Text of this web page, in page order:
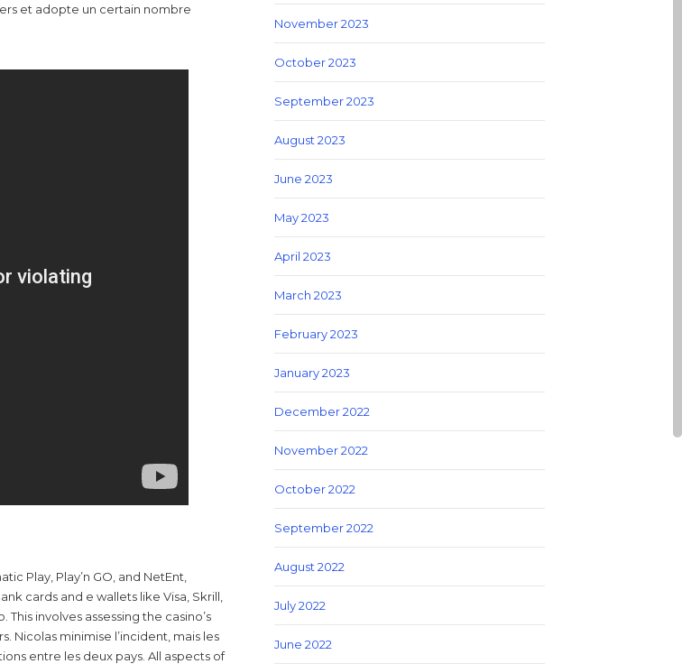
et adopte un certain nombre
Play, Play’n GO, and NetEnt,
cards and e wallets like Visa, Skrill,
involves assessing the casino’s
Nicolas minimise l’incident, mais les
entre les deux pays. All aspects of
November 2023
October 2023
September 2023
August 2023
June 2023
May 2023
April 2023
March 2023
February 2023
January 2023
December 2022
November 2022
October 2022
September 2022
August 2022
July 2022
June 2022